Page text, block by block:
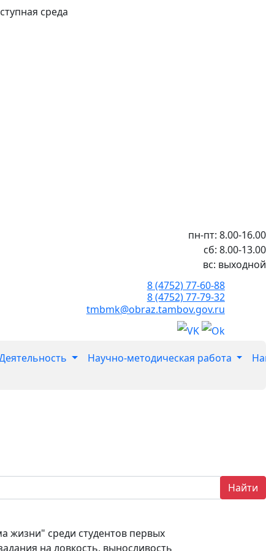
среда
пн-пт: 8.00-16.00
сб: 8.00-13.00
вс: выходной
8 (4752) 77-60-88
8 (4752) 77-79-32
tmbmk@obraz.tambov.gov.ru
Научно-методическая работа
Найти
жизни" среди студентов первых
на ловкость, выносливость